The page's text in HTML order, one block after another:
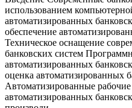
использованием
автоматизированных
обеспечение
Техническое оснащение
банковских систем
автоматизированных
оценка автоматизированных
Автоматизированные рабочие
автоматизированных